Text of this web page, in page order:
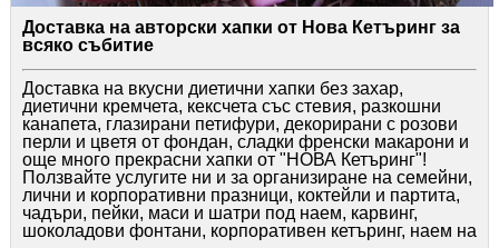
Доставка на авторски хапки от Нова Кетъринг за
всяко събитие
Доставка на вкусни диетични хапки без захар,
диетични кремчета, кексчета със стевия, разкошни
канапета, глазирани петифури, декорирани с розови
перли и цветя от фондан, сладки френски макарони и
още много прекрасни хапки от "НОВА Кетъринг"!
Ползвайте услугите ни и за организиране на семейни,
лични и корпоративни празници, коктейли и партита,
чадъри, пейки, маси и шатри под наем, карвинг,
шоколадови фонтани, корпоративен кетъринг, наем на